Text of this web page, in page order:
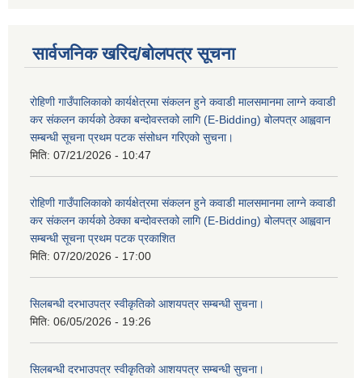
सार्वजनिक खरिद/बोलपत्र सूचना
रोहिणी गाउँपालिकाको कार्यक्षेत्रमा संकलन हुने कवाडी मालसमानमा लाग्ने कवाडी
कर संकलन कार्यको ठेक्का बन्दोवस्तको लागि (E-Bidding) बोलपत्र आह्ववान
सम्बन्धी सूचना प्रथम पटक संसोधन गरिएको सुचना।
मिति: 07/21/2026 - 10:47
रोहिणी गाउँपालिकाको कार्यक्षेत्रमा संकलन हुने कवाडी मालसमानमा लाग्ने कवाडी
कर संकलन कार्यको ठेक्का बन्दोवस्तको लागि (E-Bidding) बोलपत्र आह्ववान
सम्बन्धी सूचना प्रथम पटक प्रकाशित
मिति: 07/20/2026 - 17:00
सिलबन्धी दरभाउपत्र स्वीकृतिको आशयपत्र सम्बन्धी सुचना।
मिति: 06/05/2026 - 19:26
सिलबन्धी दरभाउपत्र स्वीकृतिको आशयपत्र सम्बन्धी सुचना।